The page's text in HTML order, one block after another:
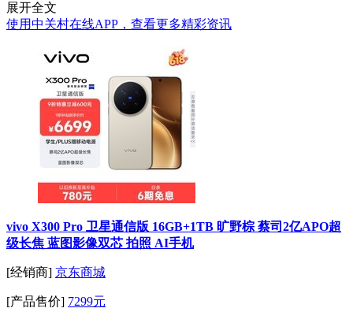
展开全文
使用中关村在线APP，查看更多精彩资讯
vivo X300 Pro 卫星通信版 16GB+1TB 旷野棕 蔡司2亿APO超
级长焦 蓝图影像双芯 拍照 AI手机
[经销商] 京东商城
[产品售价] 7299元